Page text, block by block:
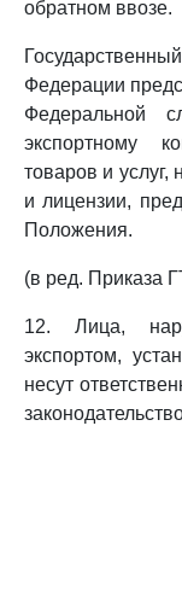
обратном ввозе.
Федерации
Федеральной
экспортному
товаров и
и лицензии,
Положения.
(в ред. Приказа
12. Лица,
экспортом,
несут